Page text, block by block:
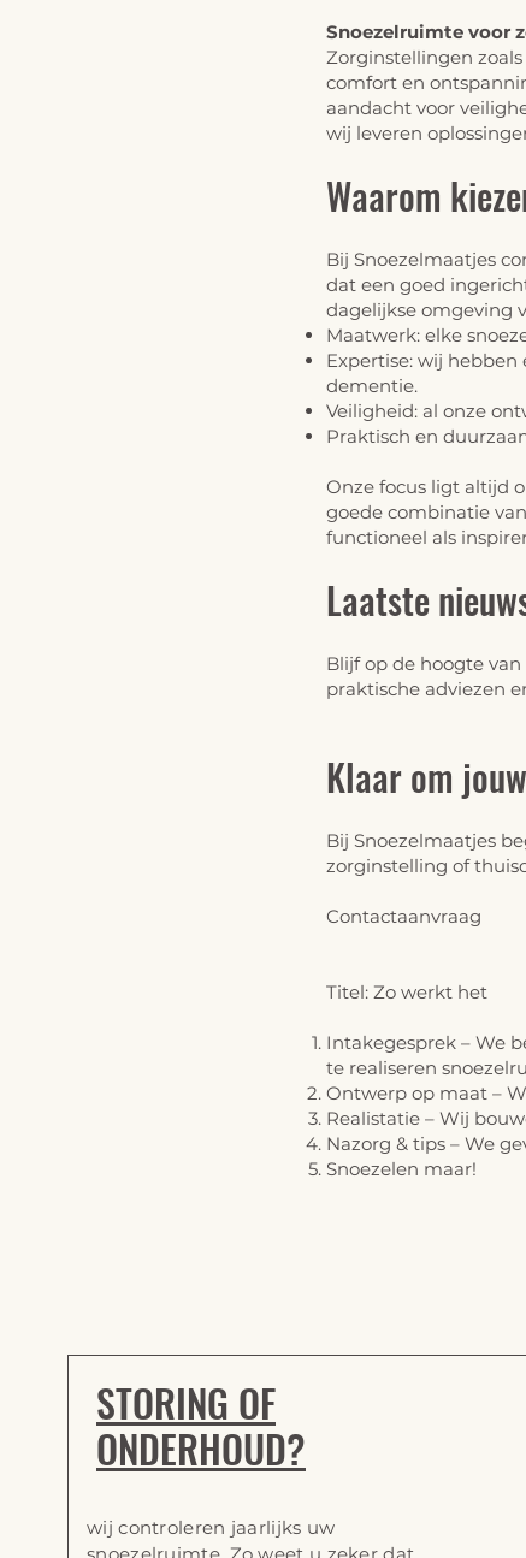
Snoezelruimte voor
Zorginstellingen
comfort en
aandacht voor
wij leveren
Waarom
Bij Snoezelmaatjes
dat een goed
dagelijkse omgeving
Maatwerk: elke
Expertise: wij
dementie.
Veiligheid: al onze
Praktisch en
Onze focus ligt altijd
goede combinatie
functioneel als
Laatste
Blijf op de hoogte
praktische adviezen
Klaar om
Bij Snoezelmaatjes
zorginstelling of
Contactaanvraag
Titel: Zo werkt het
Intakegesprek – We
te realiseren
Ontwerp op maat –
Realistatie – Wij
Nazorg & tips – We
Snoezelen maar!
STORING OF
ONDERHOUD?
wij controleren jaarlijks uw